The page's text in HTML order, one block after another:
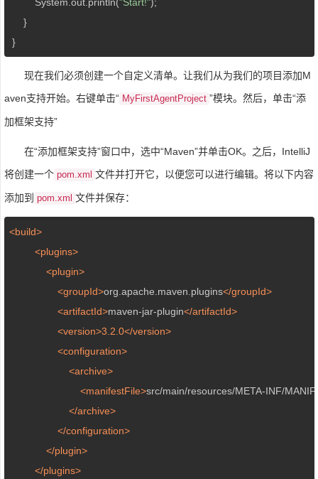
     }
}
现在我们必须创建一个自定义清单。让我们从为我们的项目添加M
aven支持开始。右键单击“ MyFirstAgentProject ”模块。然后，单击“添
加框架支持”
在“添加框架支持”窗口中，选中“Maven”并单击OK。之后，IntelliJ
将创建一个 pom.xml 文件并打开它，以便您可以进行编辑。将以下内容
添加到 pom.xml 文件并保存：
<build>
<plugins>
<plugin>
<groupId>org.apache.maven.plugins</groupId>
<artifactId>maven-jar-plugin</artifactId>
<version>3.2 .0</version>
<configuration>
<archive>
<manifestFile>src/main/resources/META-INF/
</archive>
</configuration>
</plugin>
</plugins>